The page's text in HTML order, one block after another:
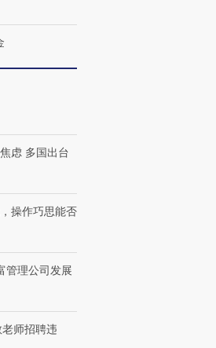
虑 多国出台
操作巧思能否
管理公司发展
师招聘违